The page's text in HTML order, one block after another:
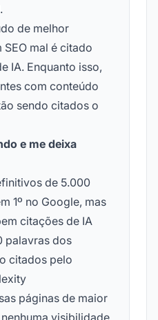
de melhor
mal é citado
IA. Enquanto isso,
com conteúdo
sendo citados o
e me deixa
de 5.000
1º no Google, mas
citações de IA
palavras dos
citados pelo
páginas de maior
visibilidade